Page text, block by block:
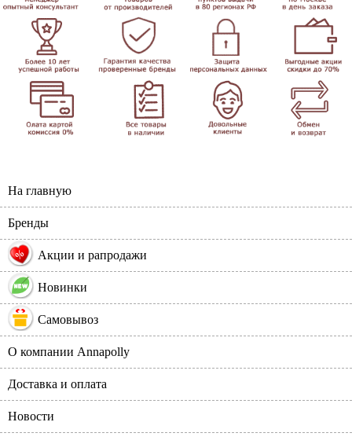
На главную
Бренды
% Акции и рапродажи
Новинки
Самовывоз
О компании Annapolly
Доставка и оплата
Новости